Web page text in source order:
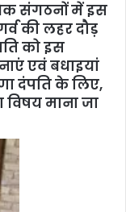
संगठनों में इस
की लहर दौड़
को इस
एवं बधाइयां
दंपति के लिए,
माना जा